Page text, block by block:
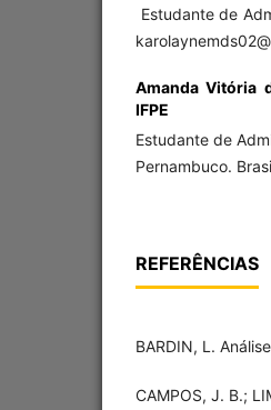
Estudante de
Amanda Vitória
IFPE
Estudante de
Pernambuco.
REFERÊNCIAS
BARDIN, L.
CAMPOS, J. B.;